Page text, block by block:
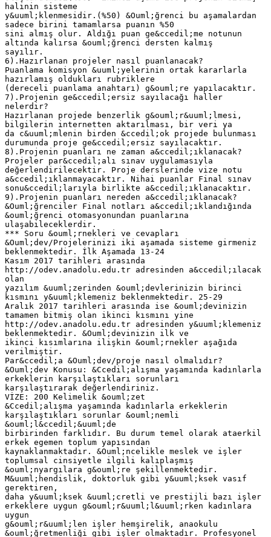
halinin sisteme
y&uuml;klenmesidir.(%50) &Ouml;ğrenci bu aşamalardan
sadece birini tamamlarsa puanın %50
sini almış olur. Aldığı puan ge&ccedil;me notunun
altında kalırsa &ouml;ğrenci dersten kalmış
sayılır.
6).Hazırlanan projeler nasıl puanlanacak?
Puanlama komisyon &uuml;yelerinin ortak kararlarla
hazırlamış oldukları rubriklere
(dereceli puanlama anahtarı) g&ouml;re yapılacaktır.
7).Projenin ge&ccedil;ersiz sayılacağı haller
nelerdir?
Hazırlanan projede benzerlik g&ouml;r&uuml;lmesi,
bilgilerin internetten aktarılması, bir veri ya
da c&uuml;mlenin birden &ccedil;ok projede bulunması
durumunda proje ge&ccedil;ersiz sayılacaktır.
8).Projenin puanları ne zaman a&ccedil;ıklanacak?
Projeler par&ccedil;alı sınav uygulamasıyla
değerlendirilecektir. Proje derslerinde vize notu
a&ccedil;ıklanmayacaktır. Nihai puanlar Final sınav
sonu&ccedil;larıyla birlikte a&ccedil;ıklanacaktır.
9).Projenin puanları nereden a&ccedil;ıklanacak?
&Ouml;ğrenciler Final notları a&ccedil;ıklandığında
&ouml;ğrenci otomasyonundan puanlarına
ulaşabileceklerdir.
*** Soru &ouml;rnekleri ve cevapları
&Ouml;dev/Projelerinizi iki aşamada sisteme girmeniz
beklenmektedir. İlk Aşamada 13-24
Kasım 2017 tarihleri arasında
http://odev.anadolu.edu.tr adresinden a&ccedil;ılacak
olan
yazılım &uuml;zerinden &ouml;devlerinizin birinci
kısmını y&uuml;klemeniz beklenmektedir. 25-29
Aralık 2017 tarihleri arasında ise &ouml;devinizin
tamamen bitmiş olan ikinci kısmını yine
http://odev.anadolu.edu.tr adresinden y&uuml;klemeniz
beklenmektedir. &Ouml;devinizin ilk ve
ikinci kısımlarına ilişkin &ouml;rnekler aşağıda
verilmiştir.
Par&ccedil;a &Ouml;dev/proje nasıl olmalıdır?
&Ouml;dev Konusu: &Ccedil;alışma yaşamında kadınlarla
erkeklerin karşılaştıkları sorunları
karşılaştırarak değerlendiriniz.
VİZE: 200 Kelimelik &ouml;zet
&Ccedil;alışma yaşamında kadınlarla erkeklerin
karşılaştıkları sorunlar &ouml;nemli
&ouml;l&ccedil;&uuml;de
birbirinden farklıdır. Bu durum temel olarak ataerkil
erkek egemen toplum yapısından
kaynaklanmaktadır. &Ouml;ncelikle meslek ve işler
toplumsal cinsiyetle ilgili kalıplaşmış
&ouml;nyargılara g&ouml;re şekillenmektedir.
M&uuml;hendislik, doktorluk gibi y&uuml;ksek vasıf
gerektiren,
daha y&uuml;ksek &uuml;cretli ve prestijli bazı işler
erkeklere uygun g&ouml;r&uuml;l&uuml;rken kadınlara
uygun
g&ouml;r&uuml;len işler hemşirelik, anaokulu
&ouml;ğretmenliği gibi işler olmaktadır. Profesyonel